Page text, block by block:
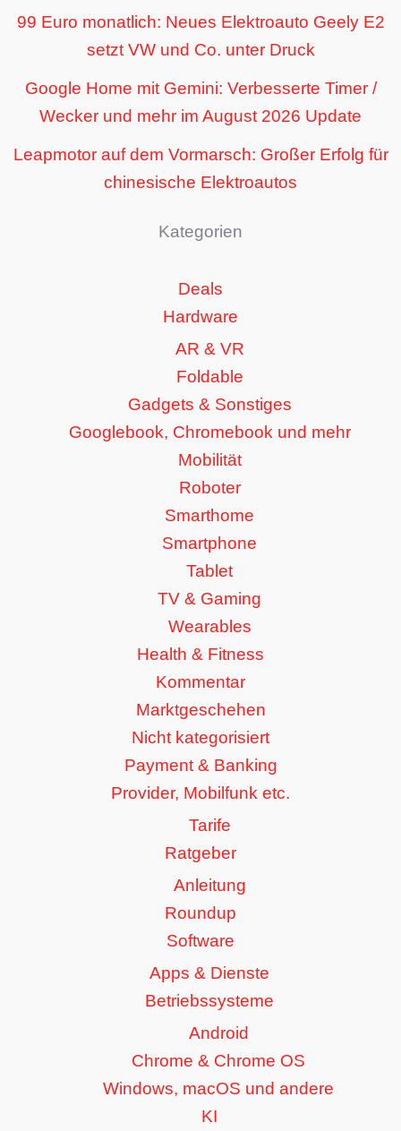
99 Euro monatlich: Neues Elektroauto Geely E2
setzt VW und Co. unter Druck
Google Home mit Gemini: Verbesserte Timer /
Wecker und mehr im August 2026 Update
Leapmotor auf dem Vormarsch: Großer Erfolg für
chinesische Elektroautos
Kategorien
Deals
Hardware
AR & VR
Foldable
Gadgets & Sonstiges
Googlebook, Chromebook und mehr
Mobilität
Roboter
Smarthome
Smartphone
Tablet
TV & Gaming
Wearables
Health & Fitness
Kommentar
Marktgeschehen
Nicht kategorisiert
Payment & Banking
Provider, Mobilfunk etc.
Tarife
Ratgeber
Anleitung
Roundup
Software
Apps & Dienste
Betriebssysteme
Android
Chrome & Chrome OS
Windows, macOS und andere
KI